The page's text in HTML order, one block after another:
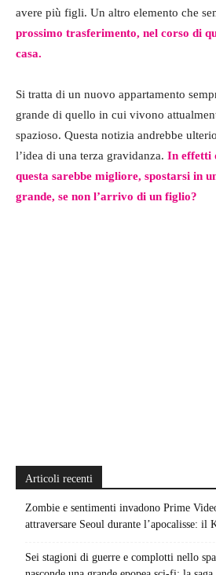
avere più figli. Un altro elemento che
prossimo trasferimento, nel corso di
casa.
Si tratta di un nuovo appartamento
grande di quello in cui vivono
spazioso. Questa notizia andrebbe
l’idea di una terza gravidanza. In effetti
questa sarebbe migliore, spostarsi in
grande, se non l’arrivo di un figlio?
Articoli recenti
Zombie e sentimenti invadono Prime
attraversare Seoul durante l’apocalisse: il
Sei stagioni di guerre e complotti nello